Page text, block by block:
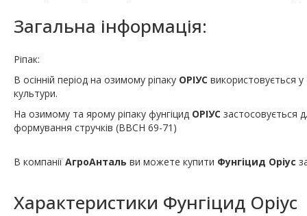
Загальна інформація:
Ріпак:
В осінній період на озимому ріпаку ОРІУС використовується
культури.
На озимому та ярому ріпаку фунгіцид ОРІУС застосовується
формування стручків (ВВСН 69-71)
В компанії АгроАнталь ви можете купити Фунгіцид Оріус
Характеристики Фунгіцид Оріус